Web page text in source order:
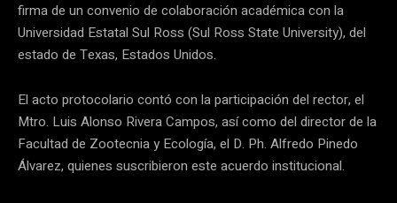
firma de un convenio de colaboración académica con la
Universidad Estatal Sul Ross (Sul Ross State University), del
estado de Texas, Estados Unidos.
El acto protocolario contó con la participación del rector, el
Mtro. Luis Alonso Rivera Campos, así como del director de la
Facultad de Zootecnia y Ecología, el D. Ph. Alfredo Pinedo
Álvarez, quienes suscribieron este acuerdo institucional.